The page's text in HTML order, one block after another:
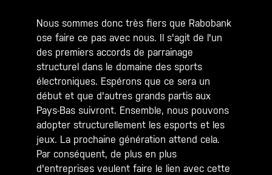
Nous sommes donc très fiers que Rabobank
ose faire ce pas avec nous. Il s'agit de l'un
des premiers accords de parrainage
structurel dans le domaine des sports
électroniques. Espérons que ce sera un
début et que d'autres grands partis aux
Pays-Bas suivront. Ensemble, nous pouvons
adopter structurellement les esports et les
jeux. La prochaine génération attend cela.
Par conséquent, de plus en plus
d'entreprises veulent faire le lien avec cette